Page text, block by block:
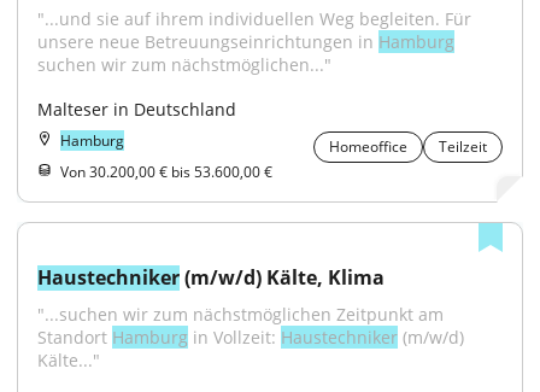
"...und sie auf ihrem individuellen Weg begleiten. Für
unsere neue Betreuungseinrichtungen in Hamburg
suchen wir zum nächstmöglichen..."
Malteser in Deutschland
Hamburg Homeoffice
Teilzeit
Von 30.200,00 € bis 53.600,00 €
Haustechniker (m/w/d) Kälte, Klima
"...suchen wir zum nächstmöglichen Zeitpunkt am
Standort Hamburg in Vollzeit: Haustechniker (m/w/d)
Kälte..."